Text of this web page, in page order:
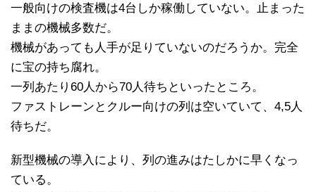
一般向けの検査機は4台しか稼働していない。止まった
ままの機械多数だ。
機械があっても人手が足りていないのだろうか。完全
に宝の持ち腐れ。
一列あたり60人から70人待ちといったところ。
ファストレーンとクルー向けの列は空いていて、4,5人
待ちだ。
新型機械の導入により、列の進みはたしかに早くなっ
ている。